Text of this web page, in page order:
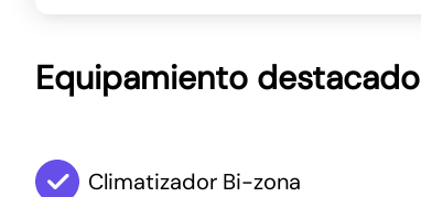
Equipamiento destacado
Climatizador Bi-zona